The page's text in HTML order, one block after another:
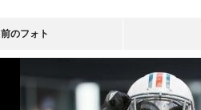
前のフォト